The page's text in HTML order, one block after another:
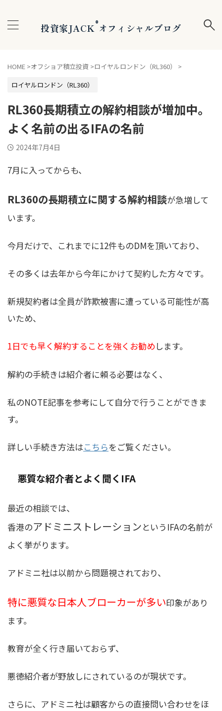
投資家JACK®オフィシャルブログ
HOME >オフショア積立投資 >ロイヤルロンドン（RL360）
>
ロイヤルロンドン（RL360）
RL360長期積立の解約相談が増加中。
よく名前の出るIFAの名前
2024年7月4日
7月に入ってからも、
RL360の長期積立に関する解約相談が急増して
います。
今月だけで、これまでに12件ものDMを頂いており、
その多くは去年から今年にかけて契約した方々です。
新規契約者は全員が詐欺被害に遭っている可能性が高
いため、
1日でも早く解約することを強くお勧め します。
解約の手続きは紹介者に頼る必要はなく、
私のNOTE記事を参考にして自分で行うことができま
す。
詳しい手続き方法はこちらをご覧ください。
悪質な紹介者とよく聞くIFA
最近の相談では、
香港のアドミニストレーションというIFAの名前が
よく挙がります。
アドミニ社は以前から問題視されており、
特に悪質な日本人ブローカーが多い印象があり
ます。
教育が全く行き届いておらず、
悪徳紹介者が野放しにされているのが現状です。
さらに、アドミニ社は顧客からの直接問い合わせをほ